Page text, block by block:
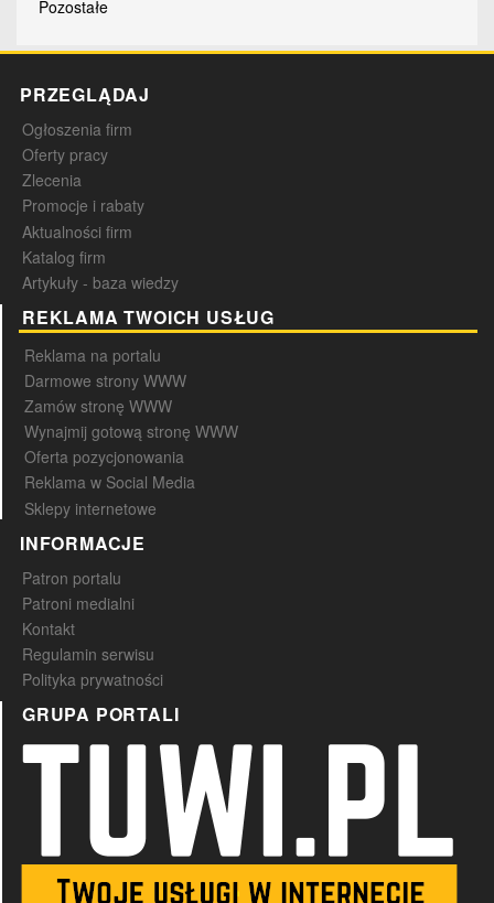
Pozostałe
PRZEGLĄDAJ
Ogłoszenia firm
Oferty pracy
Zlecenia
Promocje i rabaty
Aktualności firm
Katalog firm
Artykuły - baza wiedzy
REKLAMA TWOICH USŁUG
Reklama na portalu
Darmowe strony WWW
Zamów stronę WWW
Wynajmij gotową stronę WWW
Oferta pozycjonowania
Reklama w Social Media
Sklepy internetowe
INFORMACJE
Patron portalu
Patroni medialni
Kontakt
Regulamin serwisu
Polityka prywatności
GRUPA PORTALI